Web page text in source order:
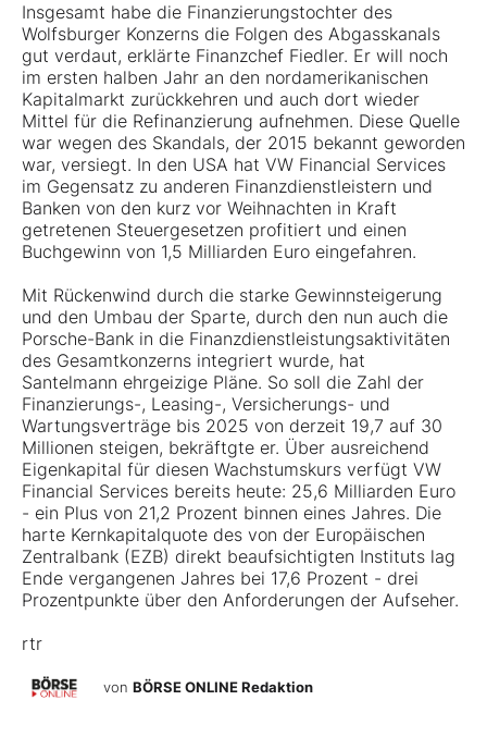
Insgesamt habe die Finanzierungstochter des
Wolfsburger Konzerns die Folgen des Abgasskanals
gut verdaut, erklärte Finanzchef Fiedler. Er will noch
im ersten halben Jahr an den nordamerikanischen
Kapitalmarkt zurückkehren und auch dort wieder
Mittel für die Refinanzierung aufnehmen. Diese Quelle
war wegen des Skandals, der 2015 bekannt geworden
war, versiegt. In den USA hat VW Financial Services
im Gegensatz zu anderen Finanzdienstleistern und
Banken von den kurz vor Weihnachten in Kraft
getretenen Steuergesetzen profitiert und einen
Buchgewinn von 1,5 Milliarden Euro eingefahren.
Mit Rückenwind durch die starke Gewinnsteigerung
und den Umbau der Sparte, durch den nun auch die
Porsche-Bank in die Finanzdienstleistungsaktivitäten
des Gesamtkonzerns integriert wurde, hat
Santelmann ehrgeizige Pläne. So soll die Zahl der
Finanzierungs-, Leasing-, Versicherungs- und
Wartungsverträge bis 2025 von derzeit 19,7 auf 30
Millionen steigen, bekräftgte er. Über ausreichend
Eigenkapital für diesen Wachstumskurs verfügt VW
Financial Services bereits heute: 25,6 Milliarden Euro
- ein Plus von 21,2 Prozent binnen eines Jahres. Die
harte Kernkapitalquote des von der Europäischen
Zentralbank (EZB) direkt beaufsichtigten Instituts lag
Ende vergangenen Jahres bei 17,6 Prozent - drei
Prozentpunkte über den Anforderungen der Aufseher.
rtr
von BÖRSE ONLINE Redaktion